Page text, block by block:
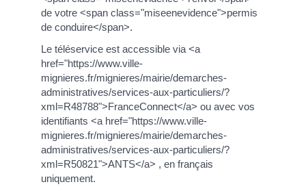
de votre <span class="miseenevidence">permis
de conduire</span>.
Le téléservice est accessible via <a
href="https://www.ville-
mignieres.fr/mignieres/mairie/demarches-
administratives/services-aux-particuliers/?
xml=R48788">FranceConnect</a> ou avec vos
identifiants <a href="https://www.ville-
mignieres.fr/mignieres/mairie/demarches-
administratives/services-aux-particuliers/?
xml=R50821">ANTS</a> , en français
uniquement.